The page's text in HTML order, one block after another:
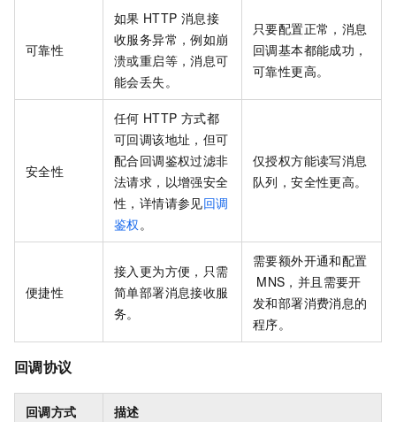
可靠性
如果 HTTP 消息接
收服务异常，例如崩
溃或重启等，消息可
能会丢失。
只要配置正常，消息
回调基本都能成功，
可靠性更高。
安全性
任何 HTTP 方式都
可回调该地址，但可
配合回调鉴权过滤非
法请求，以增强安全
性，详情请参见回调
鉴权 。
仅授权方能读写消息
队列，安全性更高。
便捷性
接入更为方便，只需
简单部署消息接收服
务。
需要额外开通和配置
MNS，并且需要开
发和部署消费消息的
程序。
回调协议
回调方式 描述